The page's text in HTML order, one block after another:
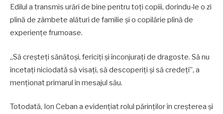
Edilul a transmis urări de bine pentru toți copiii, dorindu-le o zi
plină de zâmbete alături de familie și o copilărie plină de
experiențe frumoase.
„Să creșteți sănătoși, fericiți și înconjurați de dragoste. Să nu
încetați niciodată să visați, să descoperiți și să credeți”, a
menționat primarul în mesajul său.
Totodată, Ion Ceban a evidențiat rolul părinților în creșterea și